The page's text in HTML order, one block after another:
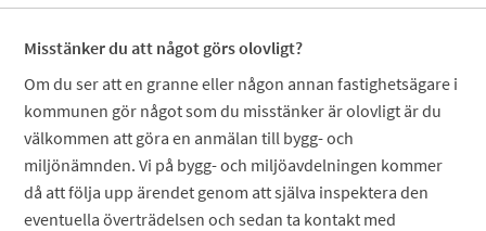
Misstänker du att något görs olovligt?
Om du ser att en granne eller någon annan fastighetsägare i
kommunen gör något som du misstänker är olovligt är du
välkommen att göra en anmälan till bygg- och
miljönämnden. Vi på bygg- och miljöavdelningen kommer
då att följa upp ärendet genom att själva inspektera den
eventuella överträdelsen och sedan ta kontakt med